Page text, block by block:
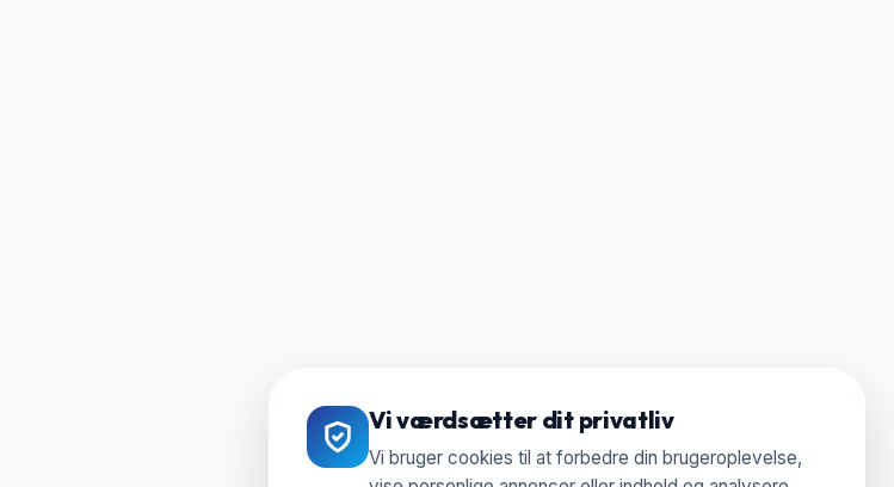
Vi værdsætter dit privatliv
Vi bruger cookies til at forbedre din brugeroplevelse,